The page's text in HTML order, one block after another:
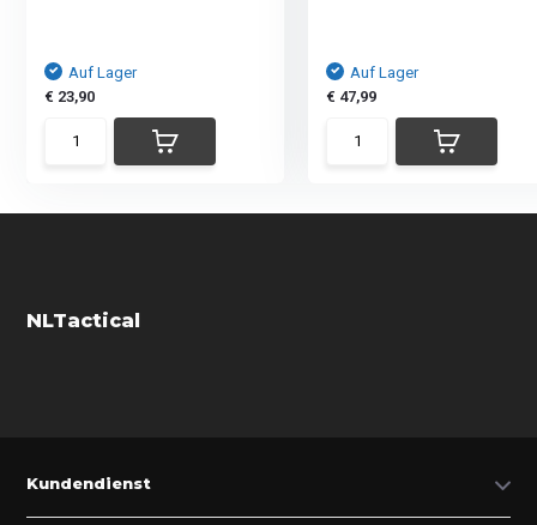
Auf Lager
€ 23,90
Auf Lager
€ 47,99
NLTactical
Kundendienst